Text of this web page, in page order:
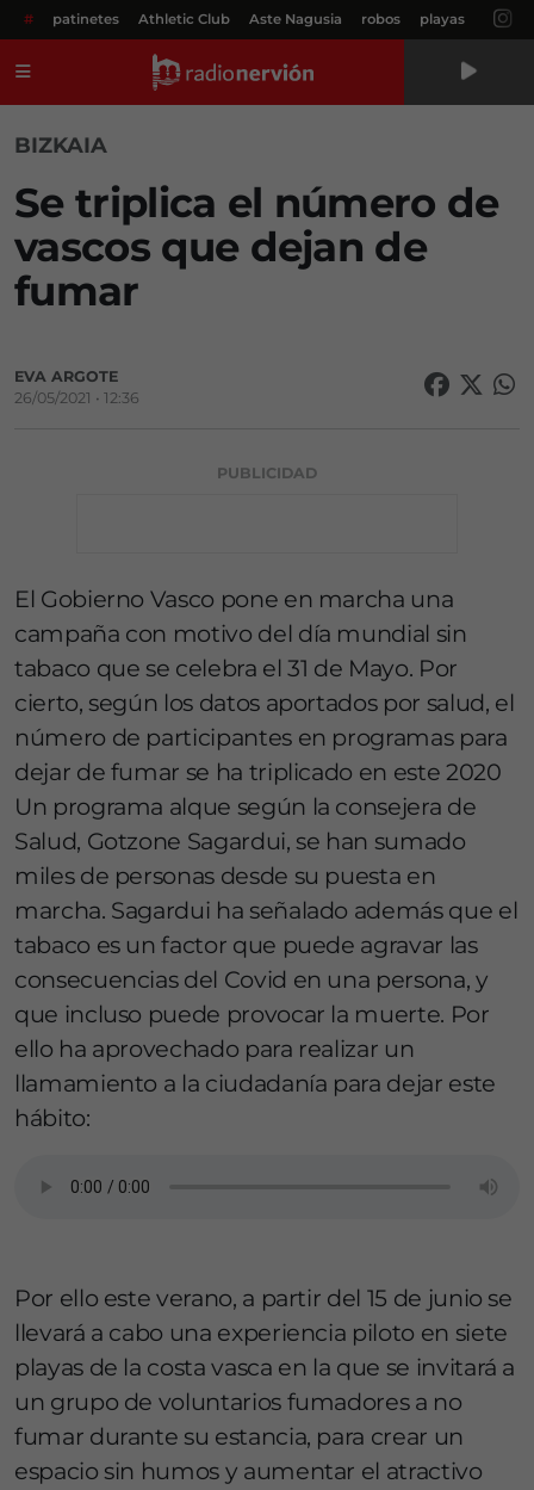
# patinetes Athletic Club Aste Nagusia robos playas
BIZKAIA
Se triplica el número de
vascos que dejan de
fumar
EVA ARGOTE
26/05/2021 • 12:36
PUBLICIDAD
El Gobierno Vasco pone en marcha una
campaña con motivo del día mundial sin
tabaco que se celebra el 31 de Mayo. Por
cierto, según los datos aportados por salud, el
número de participantes en programas para
dejar de fumar se ha triplicado en este 2020
Un programa alque según la consejera de
Salud, Gotzone Sagardui, se han sumado
miles de personas desde su puesta en
marcha. Sagardui ha señalado además que el
tabaco es un factor que puede agravar las
consecuencias del Covid en una persona, y
que incluso puede provocar la muerte. Por
ello ha aprovechado para realizar un
llamamiento a la ciudadanía para dejar este
hábito:
Por ello este verano, a partir del 15 de junio se
llevará a cabo una experiencia piloto en siete
playas de la costa vasca en la que se invitará a
un grupo de voluntarios fumadores a no
fumar durante su estancia, para crear un
espacio sin humos y aumentar el atractivo